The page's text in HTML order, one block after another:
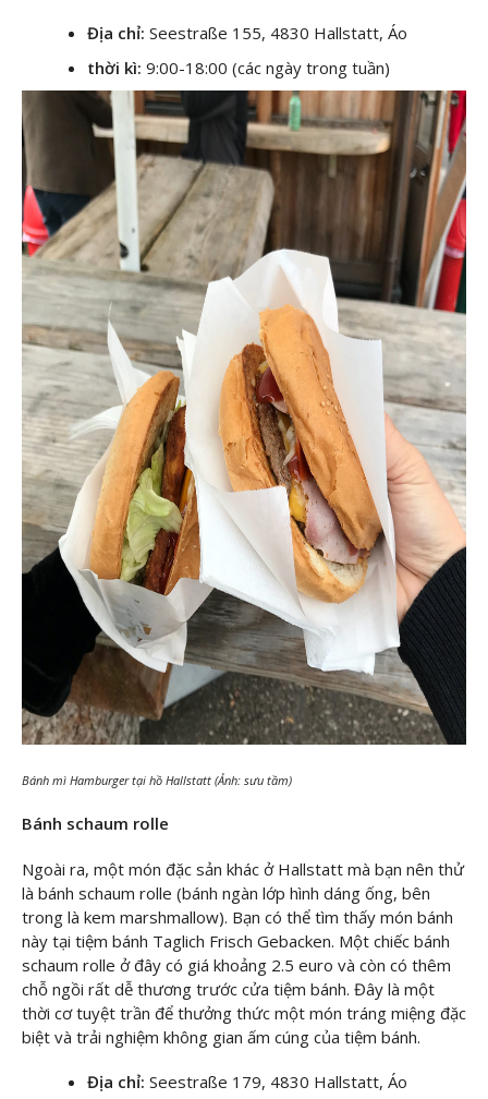
Địa chỉ: Seestraße 155, 4830 Hallstatt, Áo
thời kì: 9:00-18:00 (các ngày trong tuần)
Bánh mì Hamburger tại hồ Hallstatt (Ảnh: sưu tầm)
Bánh schaum rolle
Ngoài ra, một món đặc sản khác ở Hallstatt mà bạn nên thử
là bánh schaum rolle (bánh ngàn lớp hình dáng ống, bên
trong là kem marshmallow). Bạn có thể tìm thấy món bánh
này tại tiệm bánh Taglich Frisch Gebacken. Một chiếc bánh
schaum rolle ở đây có giá khoảng 2.5 euro và còn có thêm
chỗ ngồi rất dễ thương trước cửa tiệm bánh. Đây là một
thời cơ tuyệt trần để thưởng thức một món tráng miệng đặc
biệt và trải nghiệm không gian ấm cúng của tiệm bánh.
Địa chỉ: Seestraße 179, 4830 Hallstatt, Áo